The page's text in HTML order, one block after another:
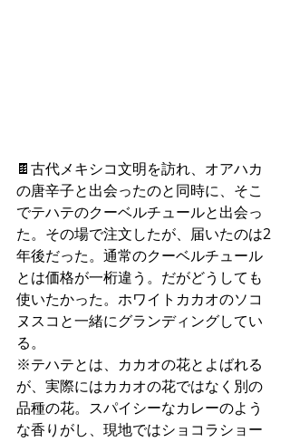
🍫古代メキシコ文明を訪れ、オアハカ
の唐辛子と出会ったのと同時に、そこ
でテハテのクーベルチュールと出会っ
た。その場で注文したが、届いたのは2
年後だった。通常のクーベルチュール
とは価格が一桁違う。だがどうしても
使いたかった。ホワイトカカオのソコ
ヌスコと一緒にグランディングしてい
る。
※テハテとは、カカオの花とよばれる
が、実際にはカカオの花ではなく別の
品種の花。スパイシーなカレーのよう
な香りがし、現地ではショコラショー